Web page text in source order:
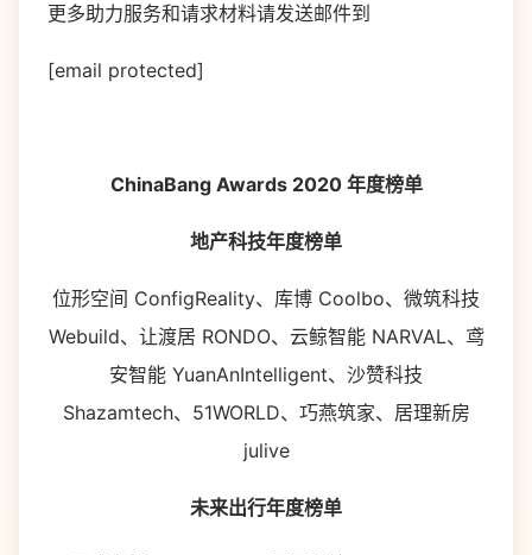
更多助力服务和请求材料请发送邮件到
[email protected]
ChinaBang Awards 2020 年度榜单
地产科技年度榜单
位形空间 ConfigReality、库博 Coolbo、微筑科技
Webuild、让渡居 RONDO、云鲸智能 NARVAL、鸢
安智能 YuanAnIntelligent、沙赞科技
Shazamtech、51WORLD、巧燕筑家、居理新房
julive
未来出行年度榜单